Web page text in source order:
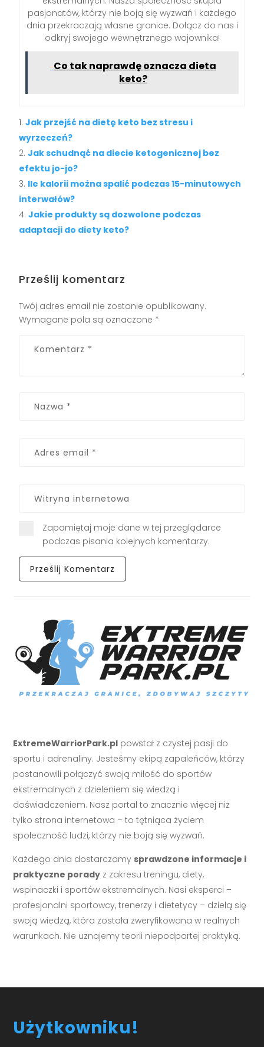
pasjonatów, którzy nie boją się wyzwań i każdego
dnia przekraczają własne granice. Dołącz do nas i
odkryj swojego wewnętrznego wojownika!
Co tak naprawdę oznacza dieta
keto?
Jak przejść na dietę keto bez stresu i
wyrzeczeń?
Jak schudnąć na diecie ketogenicznej bez
efektu jo-jo?
Ile kalorii można spalić podczas 15-minutowych
interwałów?
Jakie produkty są dozwolone podczas
adaptacji do diety keto?
Prześlij komentarz
Twój adres email nie zostanie opublikowany.
Wymagane pola są oznaczone *
Zapamiętaj moje dane w tej przeglądarce
podczas pisania kolejnych komentarzy.
ExtremeWarriorPark.pl powstał z czystej pasji do
sportu i adrenaliny. Jesteśmy ekipą zapaleńców, którzy
postanowili połączyć swoją miłość do sportów
ekstremalnych z dzieleniem się wiedzą i
doświadczeniem. Nasz portal to znacznie więcej niż
tylko strona internetowa – to tętniąca życiem
społeczność ludzi, którzy nie boją się wyzwań.
Każdego dnia dostarczamy sprawdzone informacje i
praktyczne porady z zakresu treningu, diety,
wspinaczki i sportów ekstremalnych. Nasi eksperci –
profesjonalni sportowcy, trenerzy i dietetycy – dzielą się
swoją wiedzą, która została zweryfikowana w realnych
warunkach. Nie uznajemy teorii niepodpartej praktyką.
Użytkowniku!